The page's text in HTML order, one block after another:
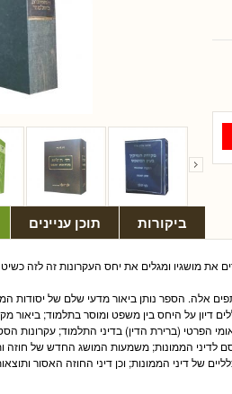
תוכן עניינים ביקורות
מושגיו ומגלים את יחס העקרונות זה לזה
אלה. הספר נותן ביאור מדעי שלם של יסודות
דיון על היחס בין משפט ומוסר בתלמוד; ביאור
הפרטי (ברירת הדין) בדיני התלמוד; עקרונות
לדיני הממונות; משמעות המושג החדש של חוזה
של דיני הממונות; וכן דיני החוזה האסור